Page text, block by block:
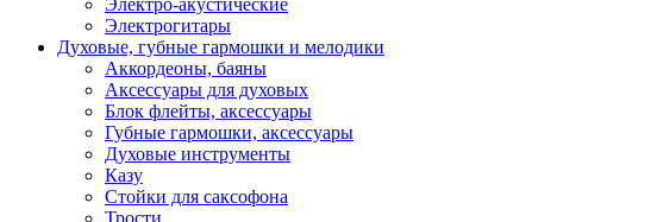
Электро-акустические
Электрогитары
Духовые, губные гармошки и мелодики
Аккордеоны, баяны
Аксессуары для духовых
Блок флейты, аксессуары
Губные гармошки, аксессуары
Духовые инструменты
Казу
Стойки для саксофона
Трости